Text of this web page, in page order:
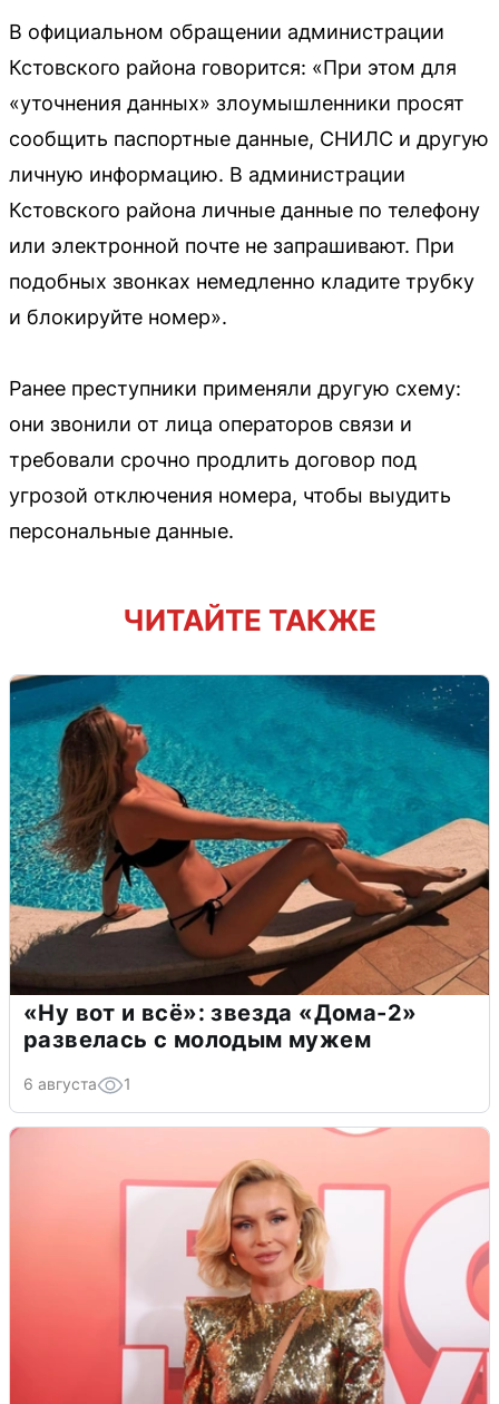
В официальном обращении администрации
Кстовского района говорится: «При этом для
«уточнения данных» злоумышленники просят
сообщить паспортные данные, СНИЛС и другую
личную информацию. В администрации
Кстовского района личные данные по телефону
или электронной почте не запрашивают. При
подобных звонках немедленно кладите трубку
и блокируйте номер».
Ранее преступники применяли другую схему:
они звонили от лица операторов связи и
требовали срочно продлить договор под
угрозой отключения номера, чтобы выудить
персональные данные.
ЧИТАЙТЕ ТАКЖЕ
«Ну вот и всё»: звезда «Дома-2»
развелась с молодым мужем
6 августа 1